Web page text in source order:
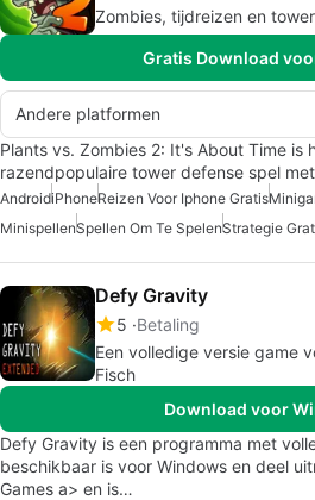
Zombies, tijdreizen en
Gratis Download
Andere platformen
Plants vs. Zombies 2: It's About Time is
razendpopulaire tower defense spel
AndroidiPhoneReizen Voor Iphone Gratis
MinispellenSpellen Om Te SpelenStrategie
Defy Gravity
5 Betaling
Een volledige versie game
Fisch
Download voor
Defy Gravity is een programma met
beschikbaar is voor Windows en deel
Games a> en is…